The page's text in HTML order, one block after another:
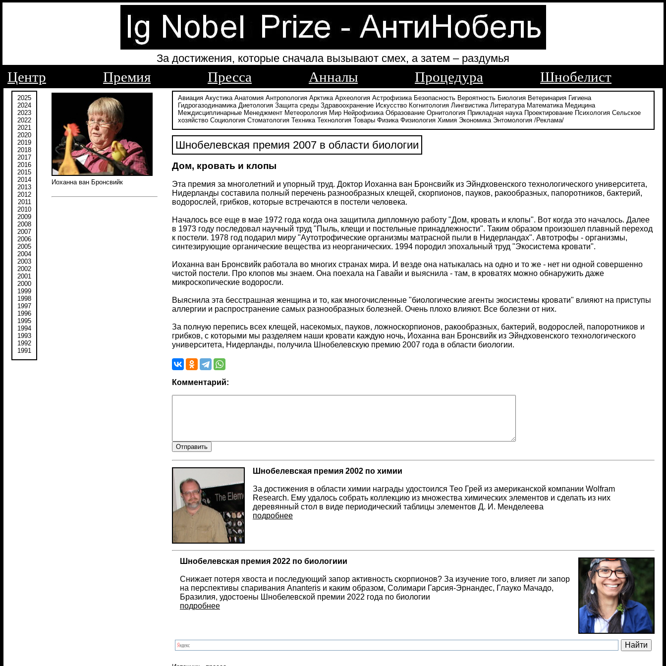
За достижения, которые сначала вызывают смех, а затем – раздумья
Центр Премия Пресса Анналы Процедура Шнобелист
2025
2024
2023
2022
2021
2020
2019
2018
2017
2016
2015
2014
2013
2012
2011
2010
2009
2008
2007
2006
2005
2004
2003
2002
2001
2000
1999
1998
1997
1996
1995
1994
1993
1992
1991
Иоханна ван Бронсвийк
Авиация Акустика Анатомия Антропология Арктика Археология Астрофизика Безопасность Вероятность Биология Ветеринария Гигиена
Гидрогазодинамика Диетология Защита среды Здравоохранение Искусство Когнитология Лингвистика Литература Математика Медицина
Междисциплинарные Менеджмент Метеорология Мир Нейрофизика Образование Орнитология Прикладная наука Проектирование Психология Сельское
хозяйство Социология Стоматология Техника Технология Товары Физика Физиология Химия Экономика Энтомология /Реклама/
Шнобелевская премия 2007 в области биологии
Дом, кровать и клопы
Эта премия за многолетний и упорный труд. Доктор Иоханна ван Бронсвийк из Эйндховенского технологического университета,
Нидерланды составила полный перечень разнообразных клещей, скорпионов, пауков, ракообразных, папоротников, бактерий,
водорослей, грибков, которые встречаются в постели человека.
Началось все еще в мае 1972 года когда она защитила дипломную работу "Дом, кровать и клопы". Вот когда это началось. Далее
в 1973 году последовал научный труд "Пыль, клещи и постельные принадлежности". Таким образом произошел плавный переход
к постели. 1978 год подарил миру "Аутотрофические организмы матрасной пыли в Нидерландах". Автотрофы - организмы,
синтезирующие органические вещества из неорганических. 1994 породил эпохальный труд "Экосистема кровати".
Иоханна ван Бронсвийк работала во многих странах мира. И везде она натыкалась на одно и то же - нет ни одной совершенно
чистой постели. Про клопов мы знаем. Она поехала на Гавайи и выяснила - там, в кроватях можно обнаружить даже
микроскопические водоросли.
Выяснила эта бесстрашная женщина и то, как многочисленные "биологические агенты экосистемы кровати" влияют на приступы
аллергии и распространение самых разнообразных болезней. Очень плохо влияют. Все болезни от них.
За полную перепись всех клещей, насекомых, пауков, ложноскорпионов, ракообразных, бактерий, водорослей, папоротников и
грибков, с которыми мы разделяем наши кровати каждую ночь, Иоханна ван Бронсвийк из Эйндховенского технологического
университета, Нидерланды, получила Шнобелевскую премию 2007 года в области биологии.
Комментарий:
Шнобелевская премия 2002 по химии
За достижения в области химии награды удостоился Тео Грей из американской компании Wolfram
Research. Ему удалось собрать коллекцию из множества химических элементов и сделать из них
деревянный стол в виде периодический таблицы элементов Д. И. Менделеева
подробнее
Шнобелевская премия 2022 по биологиии
Cнижает потеря хвоста и последующий запор активность скорпионов? За изучение того, влияет ли запор
на перспективы спаривания Ananteris и каким образом, Солимари Гарсия-Эрнандес, Глауко Мачадо,
Бразилия, удостоены Шнобелевской премии 2022 года по биологии
подробнее